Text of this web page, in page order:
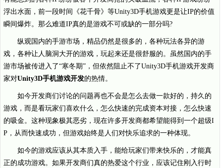
浮出水面，前一段时间《花千骨》等Unity3D手机游戏更是让IP的价值
瞬间爆炸。那么难道IP真的是游戏不可或缺的一部分吗?
纵观国内的手游市场，精品仍然是很多的，各种玩法各异的游
戏，各种让人脑洞大开的游戏，玩起来还是很舒服的。虽然国内的手
游市场被传进入了“寒冬期”，但依然阻止不了Unity3D手机游戏开发商
家对Unity3D手机游戏开发的热情。
如今开发商们讨论的问题再也不会是怎么去做一款好的，持久的
游戏，而是看玩家们喜欢什么，怎么快速的完成资本对接，怎么快速
的吸金。这种现象极其恶劣，现在许多开发商都希望能得到一个超级I
P，从而快速成功，但游戏始终是人们对快乐追求的一种体现。
如今的游戏应该从其本质入手，能给玩家们带来快乐的，才能真
正的成功游戏。如果开发商们真的热爱这个行业，应该记住刚入行时